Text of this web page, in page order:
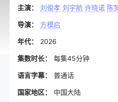
主演： 刘俊孝 刘宇航 许晓诺 陈
导演： 方模启
年代： 2026
集数时长： 每集45分钟
语言字幕： 普通话
国家地区： 中国大陆